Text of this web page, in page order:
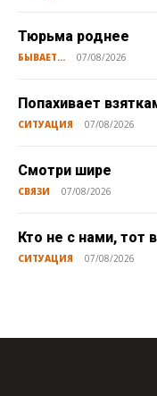
Тюрьма роднее
БЫВАЕТ... 07/08/2026
Попахивает
СИТУАЦИЯ 07/08/2026
Смотри шире
СВЯЗИ 07/08/2026
Кто не с нами, тот
СИТУАЦИЯ 07/08/2026